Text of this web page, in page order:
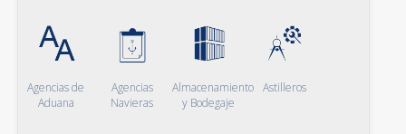
Agencias de
Aduana
Agencias
Navieras
Almacenamiento
y Bodegaje
Astilleros